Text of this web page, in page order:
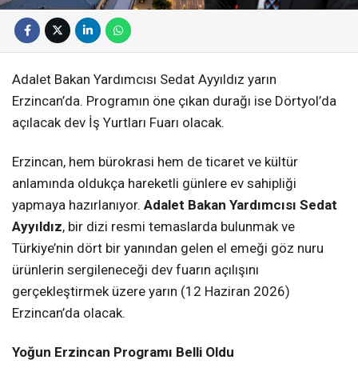
Adalet Bakan Yardımcısı Sedat Ayyıldız yarın
Erzincan’da. Programın öne çıkan durağı ise Dörtyol’da
açılacak dev İş Yurtları Fuarı olacak.
Erzincan, hem bürokrasi hem de ticaret ve kültür
anlamında oldukça hareketli günlere ev sahipliği
yapmaya hazırlanıyor. Adalet Bakan Yardımcısı Sedat
Ayyıldız, bir dizi resmi temaslarda bulunmak ve
Türkiye’nin dört bir yanından gelen el emeği göz nuru
ürünlerin sergileneceği dev fuarın açılışını
gerçekleştirmek üzere yarın (12 Haziran 2026)
Erzincan’da olacak.
Yoğun Erzincan Programı Belli Oldu